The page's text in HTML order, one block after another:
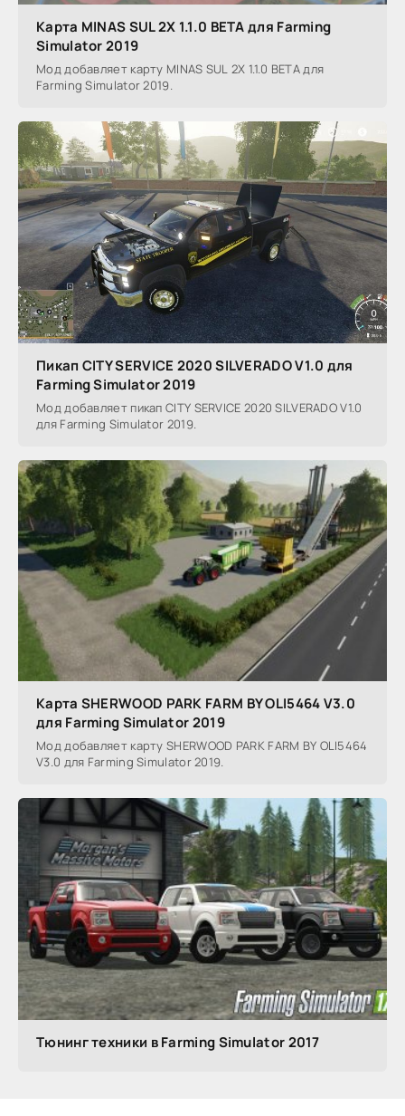
Карта MINAS SUL 2X 1.1.0 BETA для Farming
Simulator 2019
Мод добавляет карту MINAS SUL 2X 1.1.0 BETA для
Farming Simulator 2019.
Пикап CITY SERVICE 2020 SILVERADO V1.0 для
Farming Simulator 2019
Мод добавляет пикап CITY SERVICE 2020 SILVERADO V1.0
для Farming Simulator 2019.
Карта SHERWOOD PARK FARM BY OLI5464 V3.0
для Farming Simulator 2019
Мод добавляет карту SHERWOOD PARK FARM BY OLI5464
V3.0 для Farming Simulator 2019.
Тюнинг техники в Farming Simulator 2017